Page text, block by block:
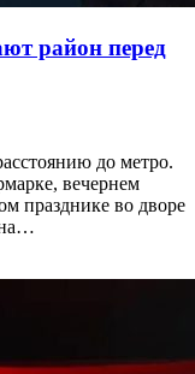
район перед
до метро.
вечернем
празднике во дворе